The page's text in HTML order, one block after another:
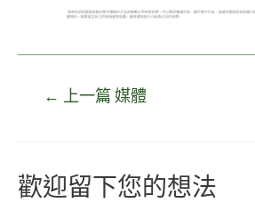
← 上一篇 媒體
歡迎留下您的想法